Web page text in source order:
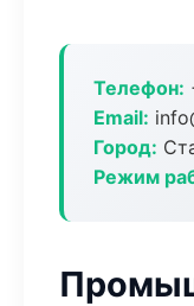
Телефон:
Email:
Город:
Режим